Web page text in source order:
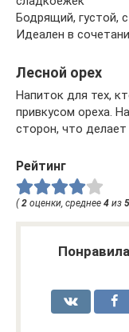
Бодрящий, густой,
Идеален в
Лесной орех
Напиток для тех,
привкусом ореха.
сторон, что
Рейтинг
( 2 оценки, среднее 4 из 5